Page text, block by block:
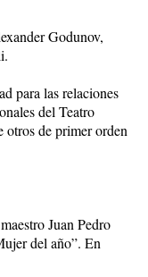
Godunov,
para las relaciones
del Teatro
otros de primer orden
Juan Pedro
del año”. En